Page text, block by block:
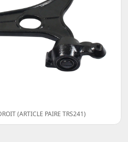
(ARTICLE PAIRE TRS241)